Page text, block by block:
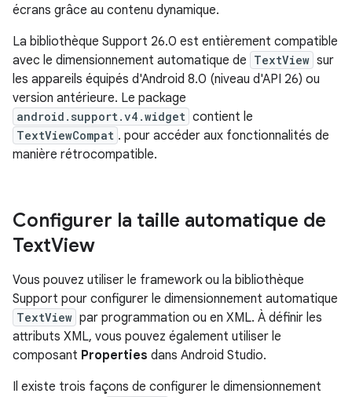
écrans grâce au contenu dynamique.
La bibliothèque Support 26.0 est entièrement compatible
avec le dimensionnement automatique de TextView sur
les appareils équipés d'Android 8.0 (niveau d'API 26) ou
version antérieure. Le package
android.support.v4.widget contient le
TextViewCompat . pour accéder aux fonctionnalités de
manière rétrocompatible.
Configurer la taille automatique de
TextView
Vous pouvez utiliser le framework ou la bibliothèque
Support pour configurer le dimensionnement automatique
TextView par programmation ou en XML. À définir les
attributs XML, vous pouvez également utiliser le
composant Properties dans Android Studio.
Il existe trois façons de configurer le dimensionnement